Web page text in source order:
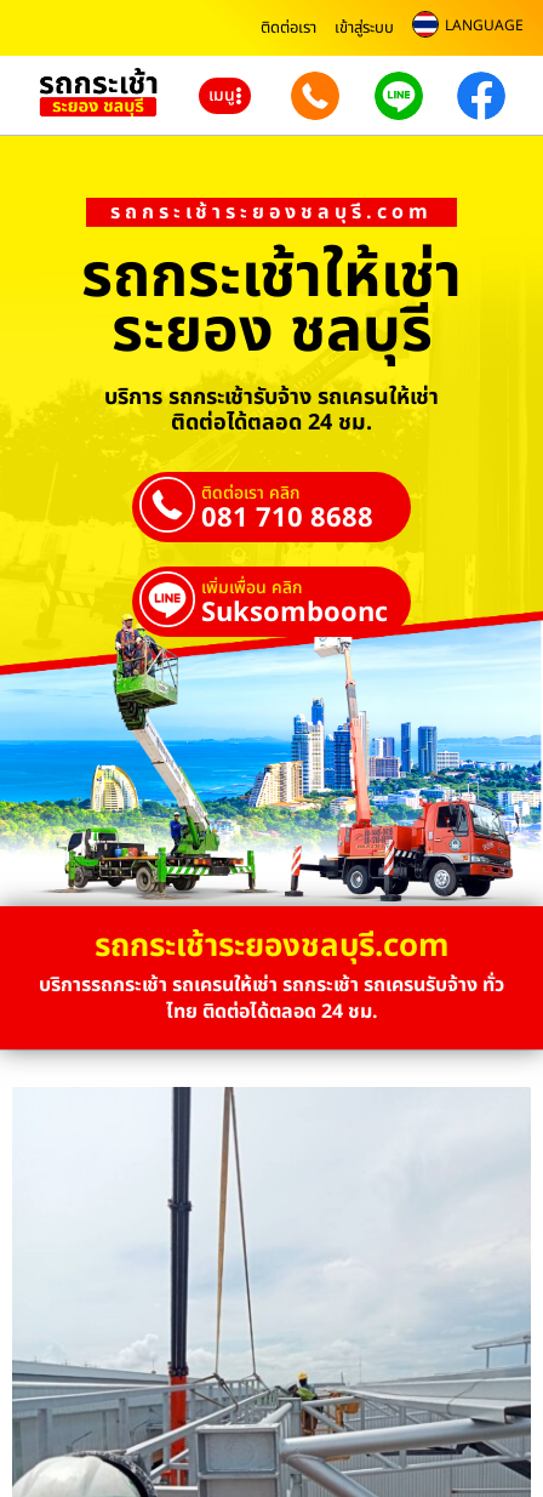
ติดต่อเรา เข้าสู่ระบบ LANGUAGE
เมนู
รถกระเช้าระยองชลบุรี.com
รถกระเช้าให้เช่า
ระยอง ชลบุรี
บริการ รถกระเช้ารับจ้าง รถเครนให้เช่า
ติดต่อได้ตลอด 24 ชม.
ติดต่อเรา คลิก
081 710 8688
เพิ่มเพื่อน คลิก
Suksombooncrane
รถกระเช้าระยองชลบุรี.com
บริการรถกระเช้า รถเครนให้เช่า รถกระเช้า รถเครนรับจ้าง ทั่ว
ไทย ติดต่อได้ตลอด 24 ชม.